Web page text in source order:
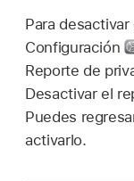
Para
Configuración
Reporte de
Desactivar el
Puedes
activarlo.